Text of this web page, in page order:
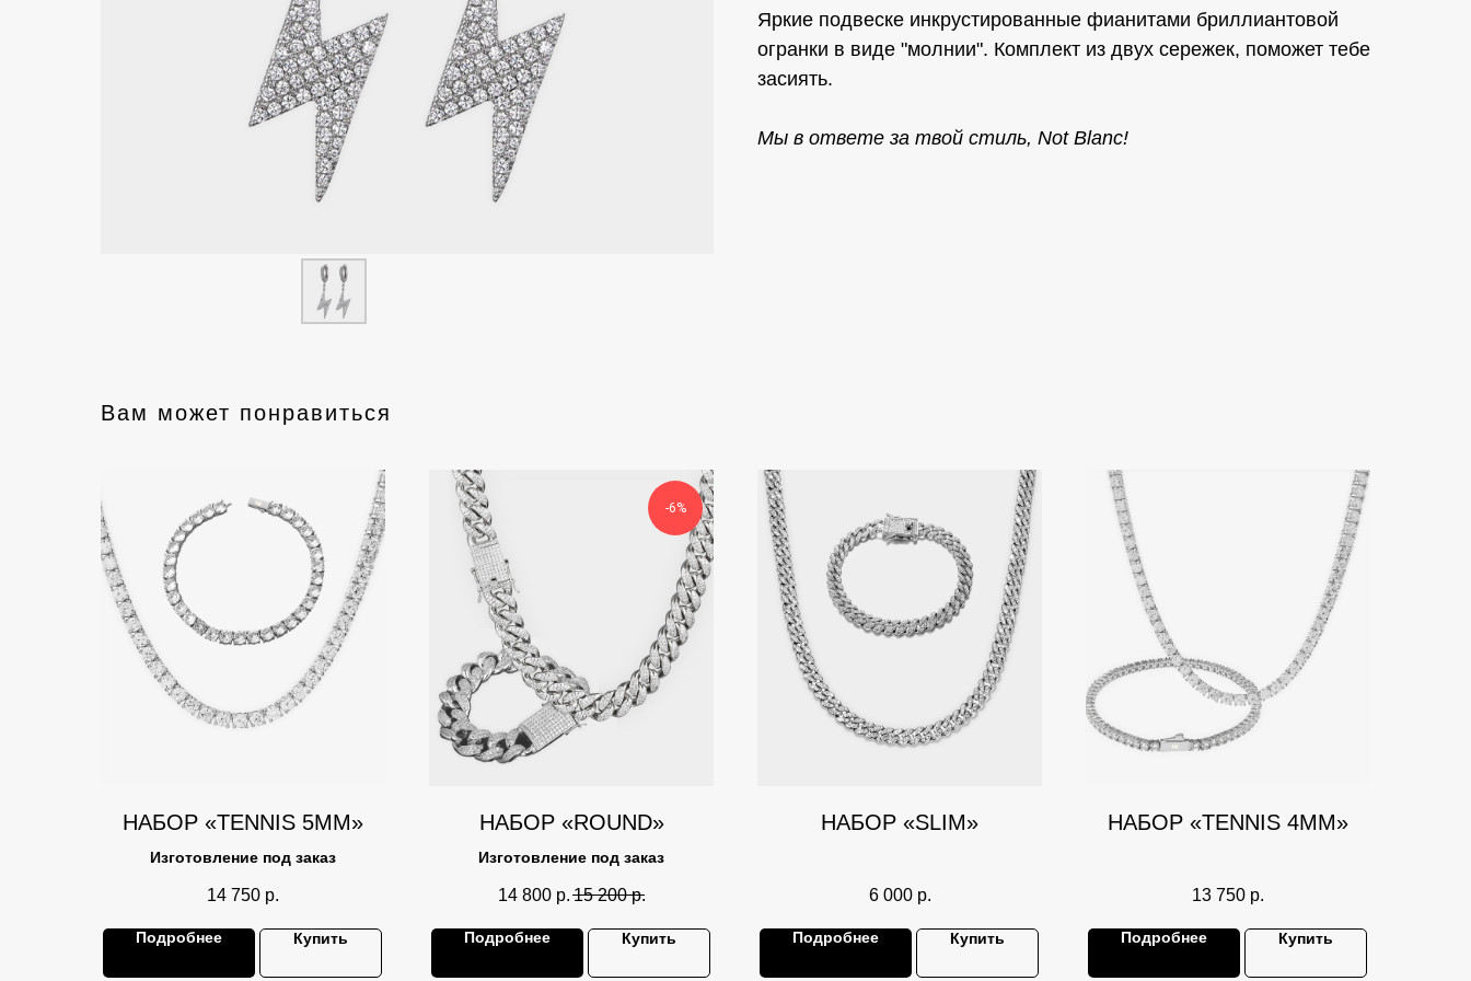
Яркие подвеске инкрустированные фианитами бриллиантовой
огранки в виде "молнии". Комплект из двух сережек, поможет тебе
засиять.
Мы в ответе за твой стиль, Not Blanc!
Вам может понравиться
НАБОР «TENNIS 5ММ»
Изготовление под заказ
14 750 р.
Подробнее Купить
-6%
НАБОР «ROUND»
Изготовление под заказ
14 800 р. 15 200 р.
Подробнее Купить
НАБОР «SLIM»
6 000 р.
Подробнее Купить
НАБОР «TENNIS 4ММ»
13 750 р.
Подробнее Купить